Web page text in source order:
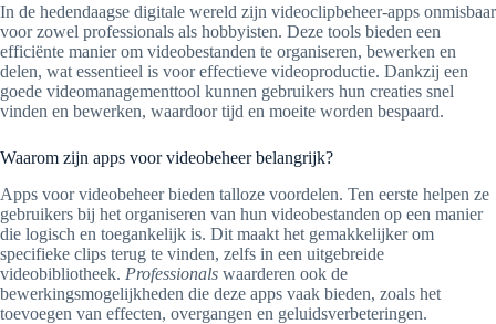
In de hedendaagse digitale wereld zijn videoclipbeheer-apps onmisbaar
voor zowel professionals als hobbyisten. Deze tools bieden een
efficiënte manier om videobestanden te organiseren, bewerken en
delen, wat essentieel is voor effectieve videoproductie. Dankzij een
goede videomanagementtool kunnen gebruikers hun creaties snel
vinden en bewerken, waardoor tijd en moeite worden bespaard.
Waarom zijn apps voor videobeheer belangrijk?
Apps voor videobeheer bieden talloze voordelen. Ten eerste helpen ze
gebruikers bij het organiseren van hun videobestanden op een manier
die logisch en toegankelijk is. Dit maakt het gemakkelijker om
specifieke clips terug te vinden, zelfs in een uitgebreide
videobibliotheek. Professionals waarderen ook de
bewerkingsmogelijkheden die deze apps vaak bieden, zoals het
toevoegen van effecten, overgangen en geluidsverbeteringen.